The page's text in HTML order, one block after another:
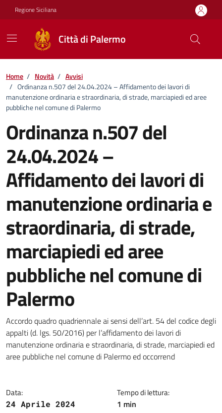
Vai ai contenuti
Vai al footer
Regione Siciliana
Città di Palermo
Home / Novità / Avvisi
/ Ordinanza n.507 del 24.04.2024 – Affidamento dei lavori di
manutenzione ordinaria e straordinaria, di strade, marciapiedi ed aree
pubbliche nel comune di Palermo
Ordinanza n.507 del
24.04.2024 –
Affidamento dei lavori di
manutenzione ordinaria e
straordinaria, di strade,
marciapiedi ed aree
pubbliche nel comune di
Palermo
Dettagli della notizia
Accordo quadro quadriennale ai sensi dell’art. 54 del codice degli
appalti (d. lgs. 50/2016) per l’affidamento dei lavori di
manutenzione ordinaria e straordinaria, di strade, marciapiedi ed
aree pubbliche nel comune di Palermo ed occorrend
Data:
24 Aprile 2024
Tempo di lettura:
1 min